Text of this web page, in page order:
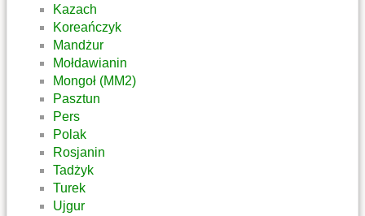
Kazach
Koreańczyk
Mandżur
Mołdawianin
Mongoł (MM2)
Pasztun
Pers
Polak
Rosjanin
Tadżyk
Turek
Ujgur